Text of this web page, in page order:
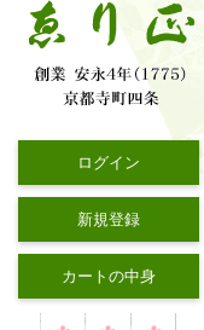
ログイン
新規登録
カートの中身